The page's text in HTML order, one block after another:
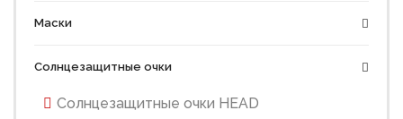
Маски
Солнцезащитные очки
Солнцезащитные очки HEAD